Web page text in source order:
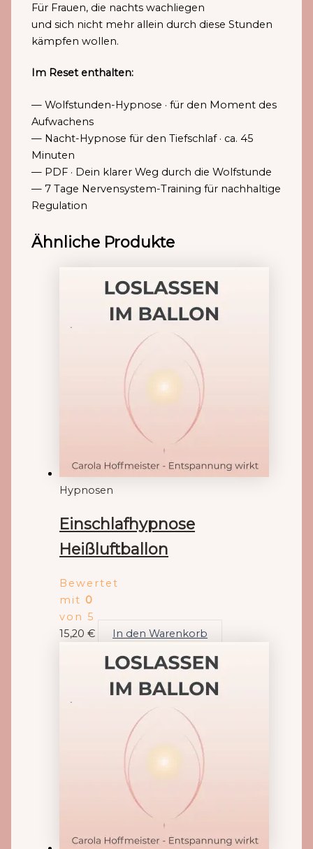
Für Frauen, die nachts wachliegen
und sich nicht mehr allein durch diese Stunden
kämpfen wollen.
Im Reset enthalten:
— Wolfstunden-Hypnose · für den Moment des
Aufwachens
— Nacht-Hypnose für den Tiefschlaf · ca. 45
Minuten
— PDF · Dein klarer Weg durch die Wolfstunde
— 7 Tage Nervensystem-Training für nachhaltige
Regulation
Ähnliche Produkte
Hypnosen
Einschlafhypnose
Heißluftballon
Bewertet
mit 0
von 5
15,20€ In den Warenkorb